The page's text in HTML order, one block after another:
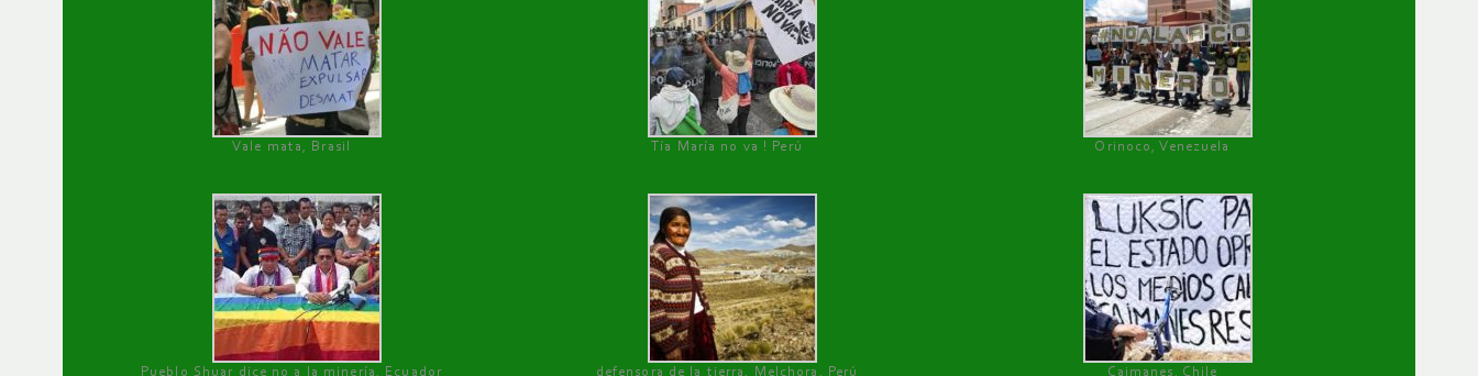
Vale mata, Brasil Tía María no va ! Perú Orinoco, Venezuela
Pueblo Shuar dice no a la minería, Ecuador defensora de la tierra, Melchora, Perú Caimanes, Chile